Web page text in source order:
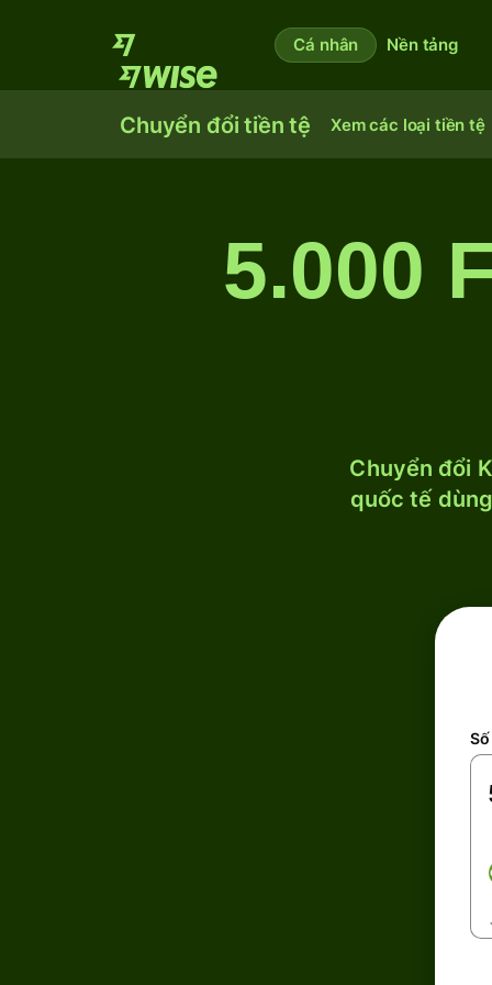
Cá nhân Nền tảng
Chuyển đổi tiền tệ Xem các loại tiền tệ
5.000
Chuyển đổi
quốc tế